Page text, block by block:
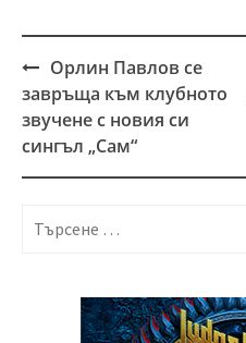
Post
navigation
Орлин Павлов се
завръща към клубното
звучене с новия си
сингъл „Сам“
Търсене